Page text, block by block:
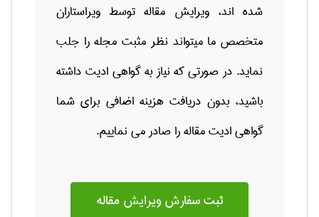
شده اند، ویرایش مقاله توسط ویراستاران
متخصص ما میتواند نظر مثبت مجله را جلب
نماید. در صورتی که نیاز به گواهی ادیت داشته
باشید، بدون دریافت هزینه اضافی برای شما
گواهی ادیت مقاله را صادر می نماییم.
ثبت سفارش ویرایش مقاله